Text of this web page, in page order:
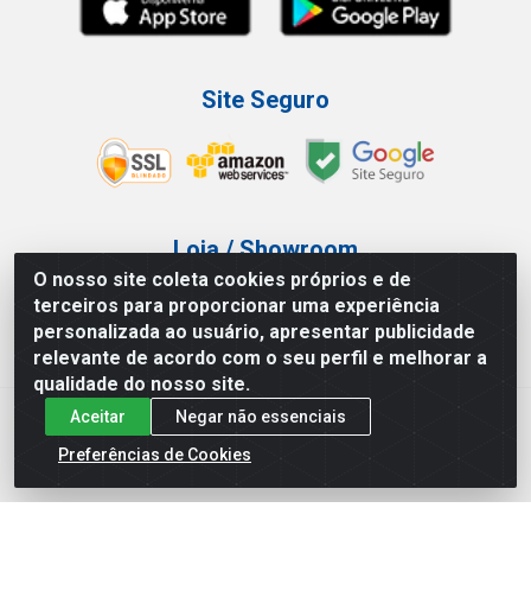
O nosso site coleta cookies próprios e de
terceiros para proporcionar uma experiência
personalizada ao usuário, apresentar publicidade
relevante de acordo com o seu perfil e melhorar a
qualidade do nosso site.
Aceitar
Negar não essenciais
Preferências de Cookies
Site Seguro
Loja / Showroom
Tel.: (11) 3227-0546
Av Vautier, 587/597 - Pari - São Paulo/SP
Atef Distribuidora LTDA - Av. Vautier, 585/597 - Pari - São
Paulo/SP - CEP 03.032-000 - CNPJ 27.717.135/0001-29